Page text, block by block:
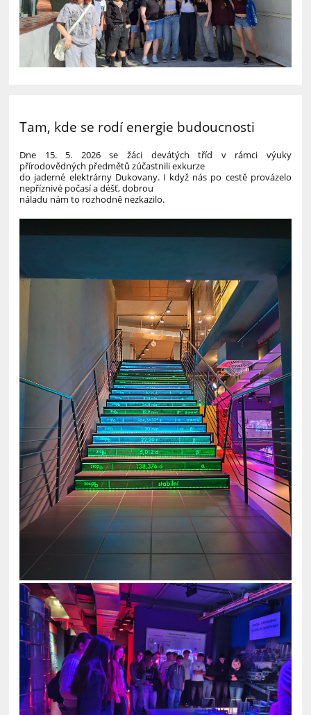
Tam, kde se rodí energie budoucnosti
Dne 15. 5. 2026 se žáci devátých tříd v rámci výuky
přírodovědných předmětů zúčastnili exkurze
do jaderné elektrárny Dukovany. I když nás po cestě provázelo
nepříznivé počasí a déšť, dobrou
náladu nám to rozhodně nezkazilo.